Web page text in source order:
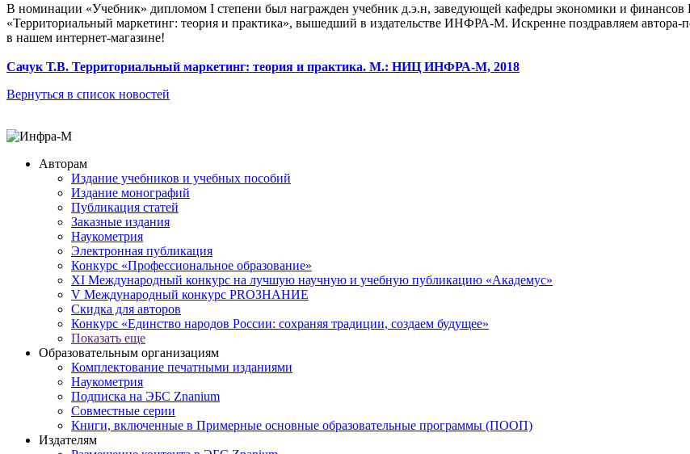
В номинации «Учебник» дипломом I степени был награжден учебник д.э.н, заведующей кафедры экономики и
«Территориальный маркетинг: теория и практика», вышедший в издательстве ИНФРА-М. Искренне поздравляем
в нашем интернет-магазине!
Сачук Т.В. Территориальный маркетинг: теория и практика. М.: НИЦ ИНФРА-М, 2018
Вернуться в список новостей
Авторам
Издание учебников и учебных пособий
Издание монографий
Публикация статей
Заказные издания
Наукометрия
Электронная публикация
Конкурс «Профессиональное образование»
XI Международный конкурс на лучшую научную и учебную публикацию «Академус»
V Международный конкурс PROЗНАНИЕ
Скидка для авторов
Конкурс «Единство народов России: сохраняя традиции, создаем будущее»
Показать еще
Образовательным организациям
Комплектование печатными изданиями
Наукометрия
Подписка на ЭБС Znanium
Совместные серии
Книги, включенные в Примерные основные образовательные программы (ПООП)
Издателям